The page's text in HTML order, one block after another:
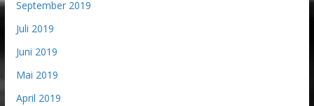
September 2019
Juli 2019
Juni 2019
Mai 2019
April 2019